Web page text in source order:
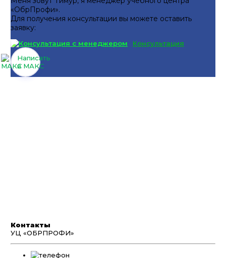
«ОбрПрофи».
Для получения консультации вы можете оставить
заявку:
Консультация
Написать
в МАКС
Контакты
УЦ «ОБРПРОФИ»